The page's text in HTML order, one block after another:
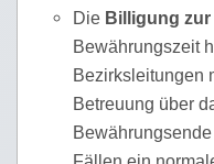
Die Billigung
Bewährungszeit
Bezirksleitungen
Betreuung über